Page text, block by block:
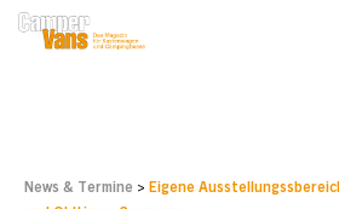
News & Termine > Eigene